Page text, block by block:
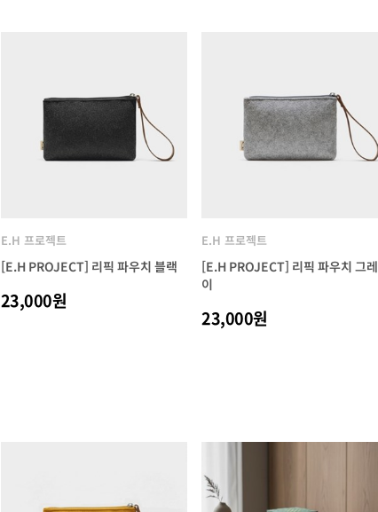
E.H 프로젝트
[E.H PROJECT] 리픽 파우치 블랙
23,000원
E.H 프로젝트
[E.H PROJECT] 리픽 파우치 그레
이
23,000원